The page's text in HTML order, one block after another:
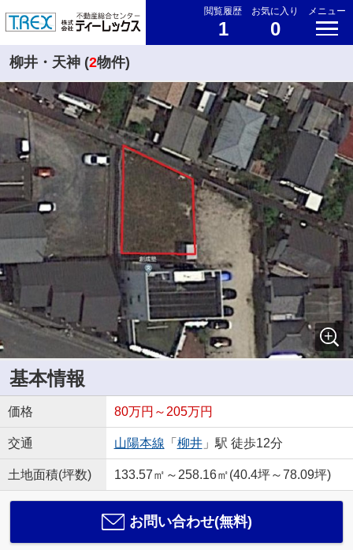
閲覧履歴
1
お気に入り
0
メニュー
柳井・天神 (2物件)
基本情報
価格 80万円～205万円
交通 山陽本線 「 柳井」駅 徒歩12分
土地面積(坪数) 133.57㎡～258.16㎡(40.4坪～78.09坪)
お問い合わせ(無料)